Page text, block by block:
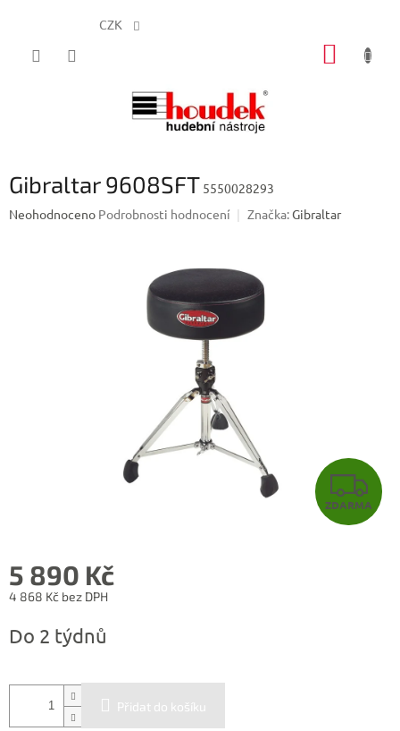
CZK
Gibraltar 9608SFT 5550028293
Průměrné
Neohodnoceno Podrobnosti hodnocení Značka:Gibraltar
Z
D
ZDARMA
5 890 Kč
4 868 Kč bez DPH
cena:
Do 2 týdnů
Přidat do košíku